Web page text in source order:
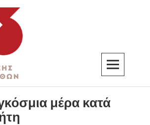
ΚΑΡΚΙΝΟΠΑΘΩΝ
μέρα κατά